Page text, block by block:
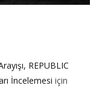
REPUBLIC
İncelemesi için